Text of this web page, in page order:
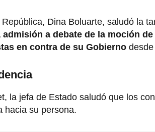
Dina Boluarte, saludó la
admisión a debate de la moción
en contra de su Gobierno
la jefa de Estado saludó que los
hacia su persona.